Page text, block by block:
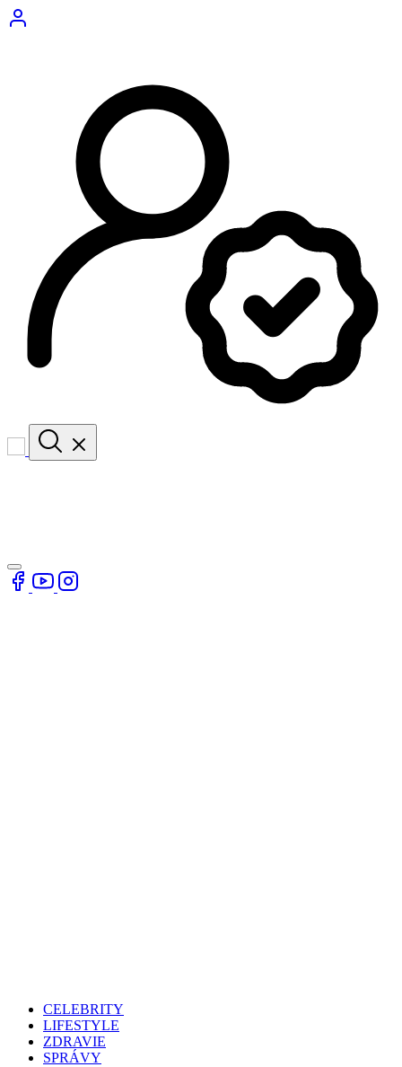
CELEBRITY
LIFESTYLE
ZDRAVIE
SPRÁVY